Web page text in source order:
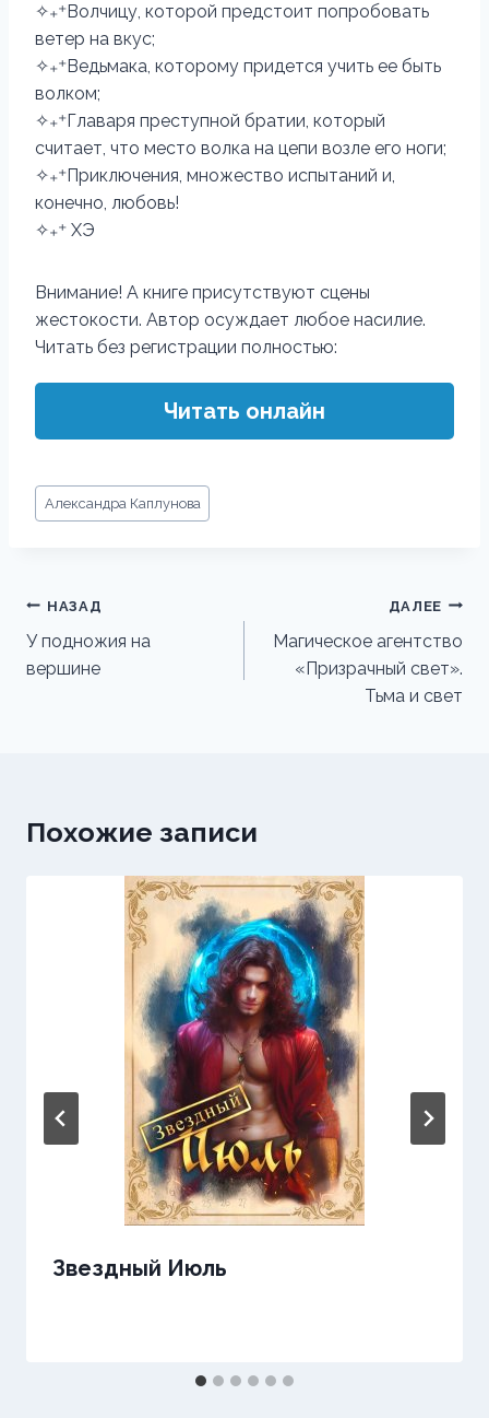
✧₊⁺Волчицу, которой предстоит попробовать
ветер на вкус;
✧₊⁺Ведьмака, которому придется учить ее быть
волком;
✧₊⁺Главаря преступной братии, который
считает, что место волка на цепи возле его ноги;
✧₊⁺Приключения, множество испытаний и,
конечно, любовь!
✧₊⁺ ХЭ
Внимание! А книге присутствуют сцены
жестокости. Автор осуждает любое насилие.
Читать без регистрации полностью:
Читать онлайн
Метки
записи:
Александра Каплунова
Навигация
по
записям
НАЗАД
У подножия на
вершине
ДАЛЕЕ
Магическое агентство
«Призрачный свет».
Тьма и свет
Похожие записи
Звездный Июль